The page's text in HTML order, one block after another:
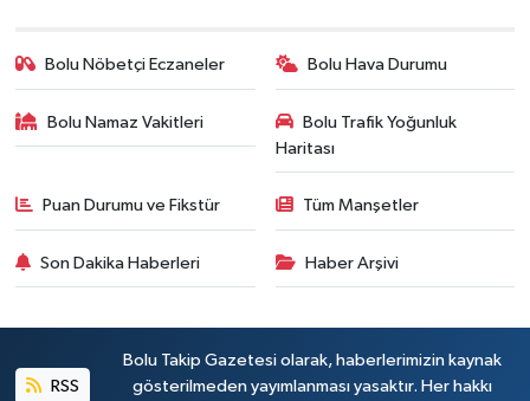
Bolu Nöbetçi Eczaneler Bolu Hava Durumu
Bolu Namaz Vakitleri
Bolu Trafik Yoğunluk
Haritası
Puan Durumu ve Fikstür Tüm Manşetler
Son Dakika Haberleri Haber Arşivi
RSS
Bolu Takip Gazetesi olarak, haberlerimizin kaynak
gösterilmeden yayımlanması yasaktır. Her hakkı